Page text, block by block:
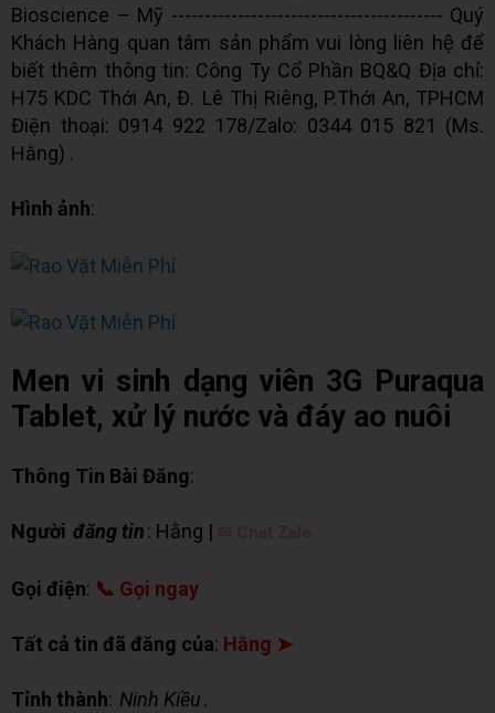
Bioscience – Mỹ ----------------------------------------- Quý
Khách Hàng quan tâm sản phẩm vui lòng liên hệ để
biết thêm thông tin: Công Ty Cổ Phần BQ&Q Địa chỉ:
H75 KDC Thới An, Đ. Lê Thị Riêng, P.Thới An, TPHCM
Điện thoại: 0914 922 178/Zalo: 0344 015 821 (Ms.
Hằng) .
Hình ảnh:
Men vi sinh dạng viên 3G Puraqua
Tablet, xử lý nước và đáy ao nuôi
Thông Tin Bài Đăng:
Người đăng tin: Hằng |
Gọi điện: 📞 Gọi ngay
Tất cả tin đã đăng của: Hằng ➤
Tỉnh thành: Ninh Kiều.